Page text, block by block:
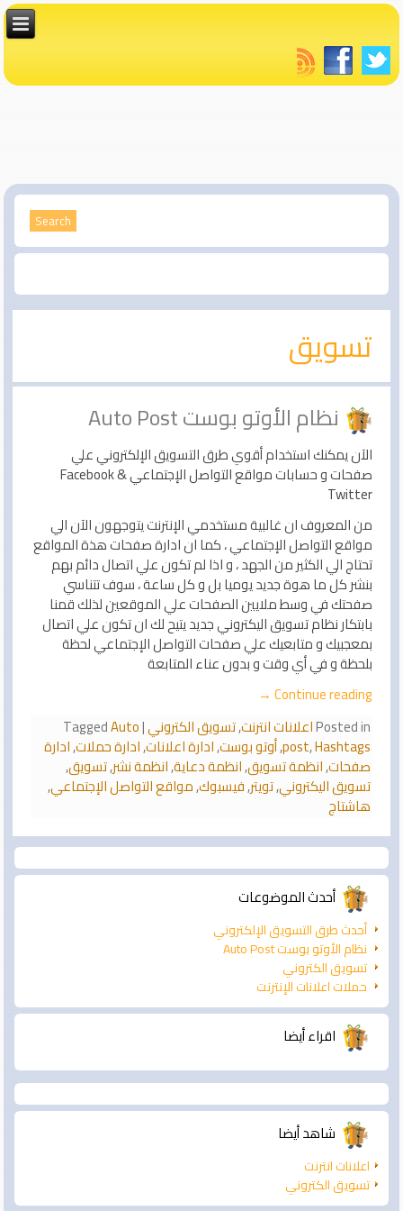
تسويق
نظام الأوتو بوست Auto Post
الآن يمكنك استخدام أقوي طرق التسويق الإلكتروني علي
صفحات و حسابات مواقع التواصل الإجتماعي Facebook &
Twitter
من المعروف ان غالبية مستخدمي الإنترنت يتوجهون الآن الي
مواقع التواصل الإجتماعي ، كما ان ادارة صفحات هذة المواقع
تحتاج الي الكثير من الجهد ، و اذا لم تكون علي اتصال دائم بهم
بنشر كل ما هوة جديد يوميا بل و كل ساعة ، سوف تتناسي
صفحتك في وسط ملايين الصفحات علي الموقعين لذلك قمنا
بابتكار نظام تسويق اليكتروني جديد يتيح لك ان تكون علي اتصال
بمعجبيك و متابعيك علي صفحات التواصل الإجتماعي لحظة
بلحظة و في أي وقت و بدون عناء المتابعة
Continue reading
→
Posted inاعلانات انترنت,تسويق الكتروني|
TaggedAuto
post,Hashtags
,أوتو بوست,ادارة اعلانات,ادارة حملات,ادارة
صفحات,انظمة تسويق,انظمة دعاية,انظمة نشر,تسويق,
تسويق اليكتروني,تويتر,فيسبوك,مواقع التواصل الإجتماعي,
هاشتاج
أحدث الموضوعات
أحدث طرق التسويق الإلكتروني
نظام الأوتو بوست Auto Post
تسويق الكتروني
حملات اعلانات الإنترنت
اقراء أيضا
شاهد أيضا
اعلانات انترنت
تسويق الكتروني